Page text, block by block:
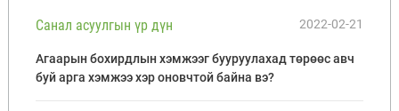
Санал асуулгын үр дүн 2022-02-21
Агаарын бохирдлын хэмжээг бууруулахад төрөөс авч
буй арга хэмжээ хэр оновчтой байна вэ?